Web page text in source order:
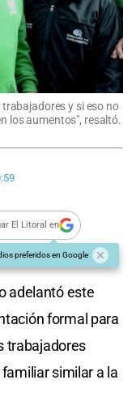
y si eso no
los aumentos", resaltó.
El Litoral en
preferidos en Google
adelantó este
formal para
trabajadores
similar a la